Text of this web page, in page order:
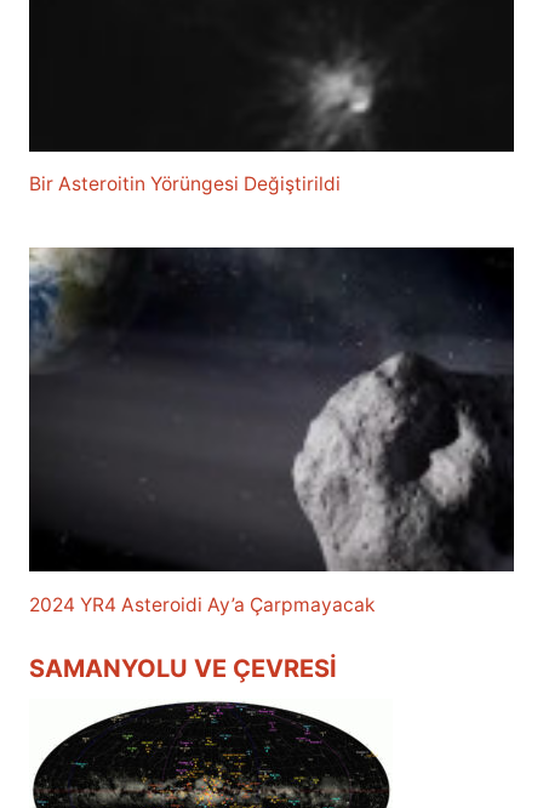
Bir Asteroitin Yörüngesi Değiştirildi
2024 YR4 Asteroidi Ay’a Çarpmayacak
SAMANYOLU VE ÇEVRESI